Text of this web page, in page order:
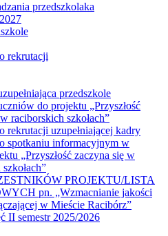
przedszkolaka
rekrutacji
przedszkole
do projektu „Przyszłość
raciborskich szkołach”
rekrutacji uzupełniającej kadry
spotkaniu informacyjnym w
„Przyszłość zaczyna się w
PROJEKTU/LISTA
pn. „Wzmacnianie jakości
w Mieście Racibórz”
II semestr 2025/2026